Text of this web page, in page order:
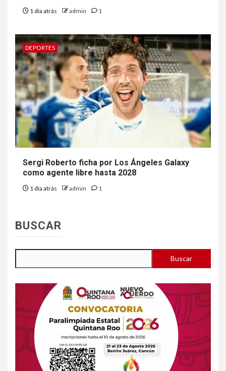
1 día atrás admin 1
DEPORTES
Sergi Roberto ficha por Los Ángeles Galaxy
como agente libre hasta 2028
1 día atrás admin 1
BUSCAR
Buscar